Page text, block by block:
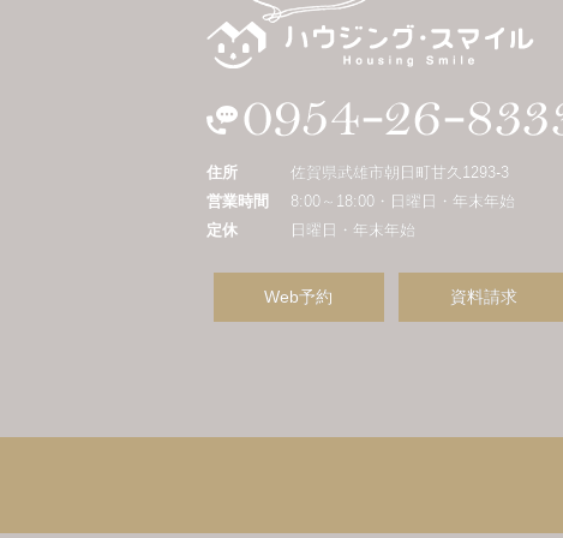
住所
佐賀県武雄市朝日町甘久1293-3
営業時間
8:00～18:00・日曜日・年末年始
定休
日曜日・年末年始
Web予約 資料請求